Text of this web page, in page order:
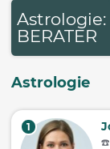
Astrologie:
BERATER
Astrologie
1
☎️